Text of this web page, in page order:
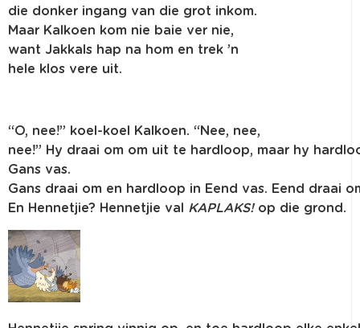
die donker ingang van die grot inkom.
Maar Kalkoen kom nie baie ver nie,
want Jakkals hap na hom en trek ’n
hele klos vere uit.
“O, nee!” koel-koel Kalkoen. “Nee, nee,
nee!” Hy draai om om uit te hardloop, maar hy
Gans vas.
Gans draai om en hardloop in Eend vas. Eend draai
En Hennetjie? Hennetjie val KAPLAKS!op die grond.